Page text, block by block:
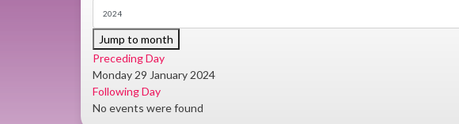
Jump to month
Preceding Day
Monday 29 January 2024
Following Day
No events were found